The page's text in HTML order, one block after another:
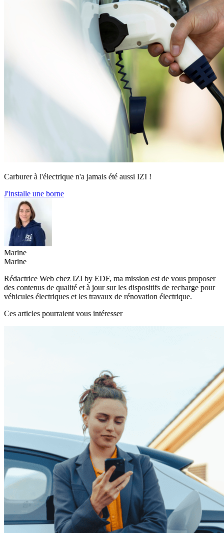
Carburer à l'électrique n'a jamais été aussi IZI !
J'installe une borne
Marine
Marine
Rédactrice Web chez IZI by EDF, ma mission est de vous proposer
des contenus de qualité et à jour sur les dispositifs de recharge pour
véhicules électriques et les travaux de rénovation électrique.
Ces articles pourraient vous intéresser